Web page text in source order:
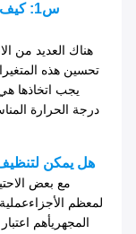
س1:
هناك العديد من
تحسين هذه
يجب اتخاذها
درجة الحرارة
هل يمكن
مع بعض
لمعظم
المجهريأهم